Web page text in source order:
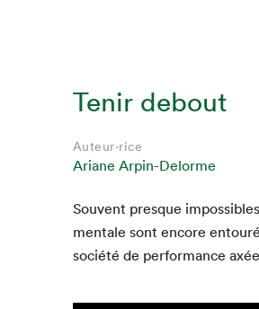
Tenir debout
Auteur·rice
Ariane Arpin-Delorme
Sou­vent presque
men­tale sont encore
société de per­for­mance